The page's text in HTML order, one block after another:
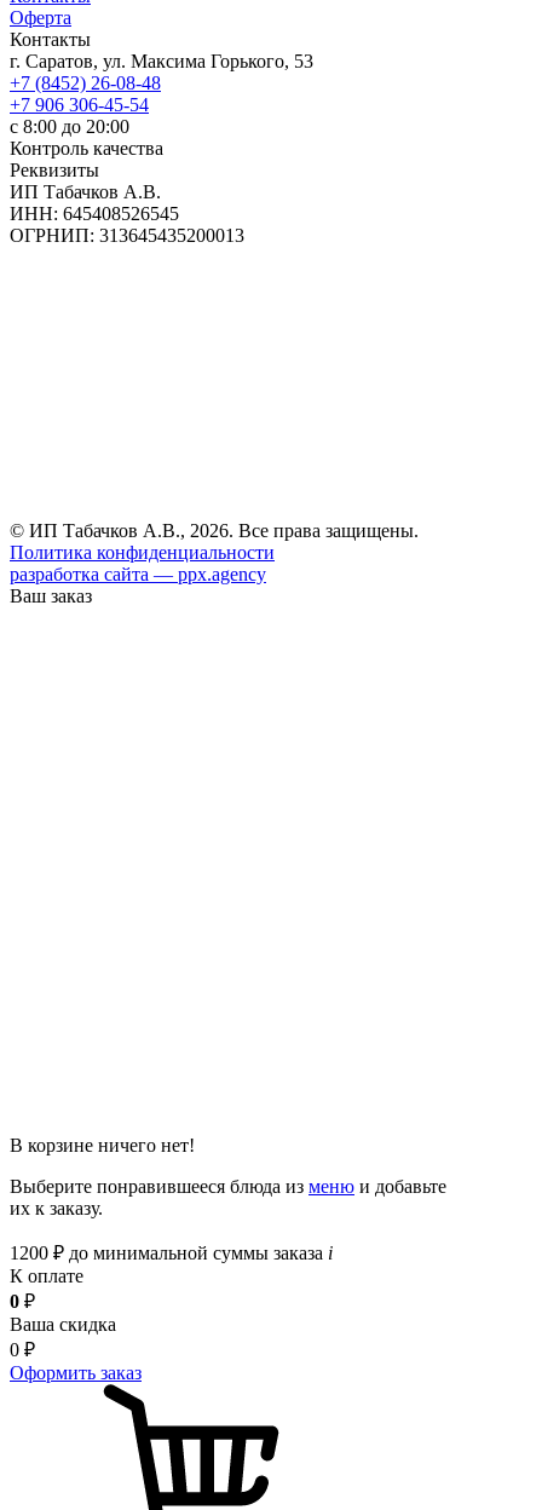
Оферта
Контакты
г. Саратов, ул. Максима Горького, 53
+7 (8452) 26-08-48
+7 906 306-45-54
с 8:00 до 20:00
Контроль качества
Реквизиты
ИП Табачков А.В.
ИНН: 645408526545
ОГРНИП: 313645435200013
© ИП Табачков А.В., 2026. Все права защищены.
Политика конфиденциальности
разработка сайта — ppx.agency
Ваш заказ
В корзине ничего нет!
Выберите понравившееся блюда из меню и добавьте
их к заказу.
1200 ₽ до минимальной суммы заказа i
К оплате
0 ₽
Ваша скидка
0 ₽
Оформить заказ